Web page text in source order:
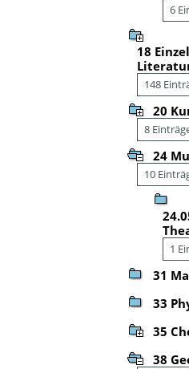
6
18
148
20
8
24
10
1
31
33
35
38